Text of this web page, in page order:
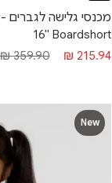
16" Boardshort
מחיר מבצע
215.94 ₪ מחיר רגיל
359.90 ₪
New